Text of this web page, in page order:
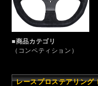
■商品カテゴリ
（コンペティション）
レースプロステアリン